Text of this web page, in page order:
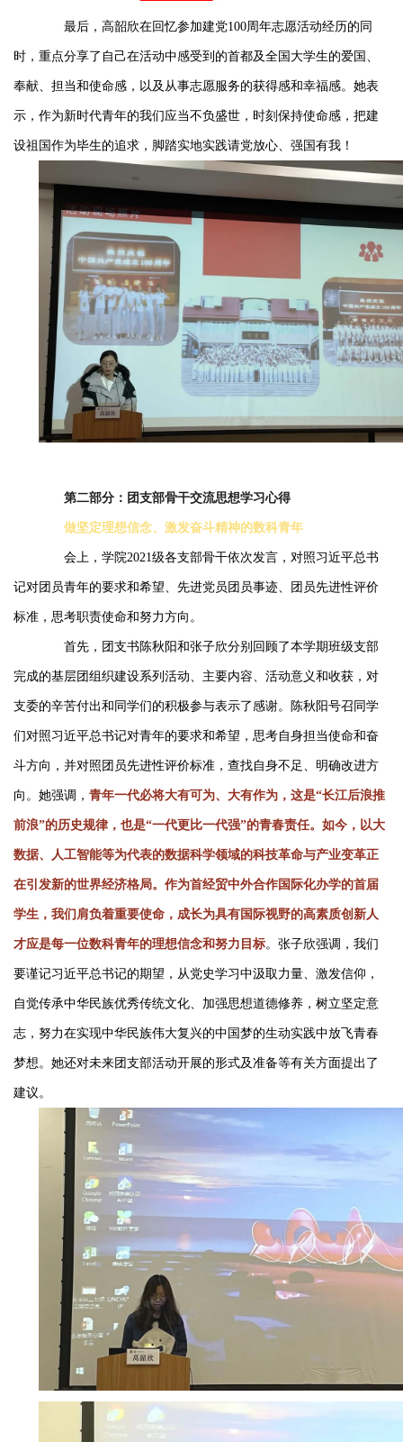
最后，高韶欣在回忆参加建党100周年志愿活动经历的同
时，重点分享了自己在活动中感受到的首都及全国大学生的爱国、
奉献、担当和使命感，以及从事志愿服务的获得感和幸福感。她表
示，作为新时代青年的我们应当不负盛世，时刻保持使命感，把建
设祖国作为毕生的追求，脚踏实地实践请党放心、强国有我！
第二部分：团支部骨干交流思想学习心得
做坚定理想信念、激发奋斗精神的数科青年
会上，学院2021级各支部骨干依次发言，对照习近平总书
记对团员青年的要求和希望、先进党员团员事迹、团员先进性评价
标准，思考职责使命和努力方向。
首先，团支书陈秋阳和张子欣分别回顾了本学期班级支部
完成的基层团组织建设系列活动、主要内容、活动意义和收获，对
支委的辛苦付出和同学们的积极参与表示了感谢。陈秋阳号召同学
们对照习近平总书记对青年的要求和希望，思考自身担当使命和奋
斗方向，并对照团员先进性评价标准，查找自身不足、明确改进方
向。她强调， 青年一代必将大有可为、大有作为，这是“长江后浪推
前浪”的历史规律，也是“一代更比一代强”的青春责任。如今，以大
数据、人工智能等为代表的数据科学领域的科技革命与产业变革正
在引发新的世界经济格局。作为首经贸中外合作国际化办学的首届
学生，我们肩负着重要使命，成长为具有国际视野的高素质创新人
才应是每一位数科青年的理想信念和努力目标。张子欣强调，我们
要谨记习近平总书记的期望，从党史学习中汲取力量、激发信仰，
自觉传承中华民族优秀传统文化、加强思想道德修养，树立坚定意
志，努力在实现中华民族伟大复兴的中国梦的生动实践中放飞青春
梦想。她还对未来团支部活动开展的形式及准备等有关方面提出了
建议。